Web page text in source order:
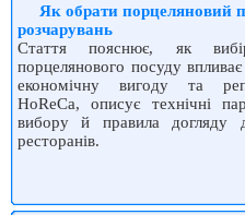
Як обрати порцеляновий
розчарувань
Стаття пояснює, як
порцелянового посуду впливає
економічну вигоду та
HoReCa, описує технічні
вибору й правила догляду
ресторанів.